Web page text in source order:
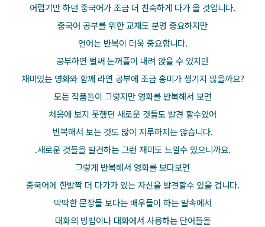
어렵기만 하던 중국어가 조금 더 친숙하게 다가 올 것입니다.
중국어 공부를 위한 교재도 분명 중요하지만
언어는 반복이 더욱 중요합니다.
공부하면 벌써 눈꺼플이 내려 앉을 수 있지만
재미있는 영화와 함께 라면 공부에 조금 흥미가 생기지 않을까요?
모든 작품들이 그렇지만 영화를 반복해서 보면
처음에 보지 못했던 새로운 것들도 발견 할수있어
반복해서 보는 것도 많이 지루하지는 않습니다.
.새로운 것들을 발견하는 그런 재미도 느낄수 있으니까요.
그렇게 반복해서 영화를 보다보면
중국어에 한발짝 더 다가가 있는 자신을 발견할수 있을 겁니다.
딱딱한 문장들 보다는 배우들이 하는 말속에서
대화의 방법이나 대화에서 사용하는 단어들을